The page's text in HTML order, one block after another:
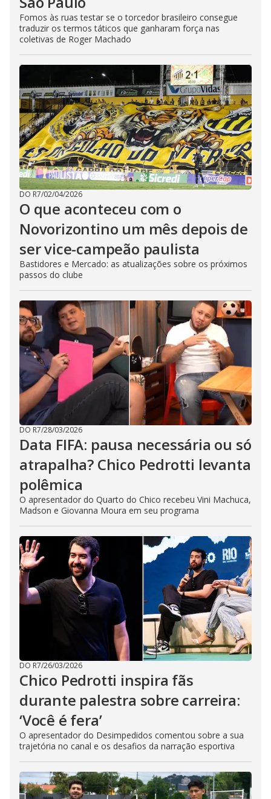
Fomos às ruas testar se o torcedor brasileiro consegue
traduzir os termos táticos que ganharam força nas
coletivas de Roger Machado
DO R7/02/04/2026
O que aconteceu com o
Novorizontino um mês depois de
ser vice-campeão paulista
Bastidores e Mercado: as atualizações sobre os próximos
passos do clube
DO R7/28/03/2026
Data FIFA: pausa necessária ou só
atrapalha? Chico Pedrotti levanta
polêmica
O apresentador do Quarto do Chico recebeu Vini Machuca,
Madson e Giovanna Moura em seu programa
DO R7/26/03/2026
Chico Pedrotti inspira fãs
durante palestra sobre carreira:
‘Você é fera’
O apresentador do Desimpedidos comentou sobre a sua
trajetória no canal e os desafios da narração esportiva